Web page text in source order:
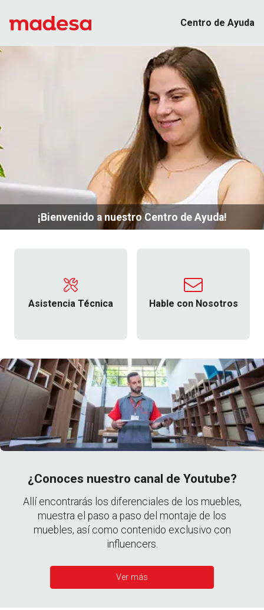
Centro de Ayuda
¡Bienvenido a nuestro Centro de Ayuda!
Asistencia Técnica Hable con Nosotros
¿Conoces nuestro canal de Youtube?
Allí encontrarás los diferenciales de los muebles,
muestra el paso a paso del montaje de los
muebles, así como contenido exclusivo con
influencers.
Ver más